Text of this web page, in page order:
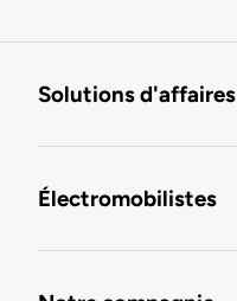
Solutions d'affaires
Électromobilistes